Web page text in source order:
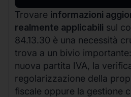
Trovare informazioni
realmente applicabili sul
84.13.30 è una necessità
trova a un bivio
nuova partita IVA, la
regolarizzazione della
fiscale oppure la gestione